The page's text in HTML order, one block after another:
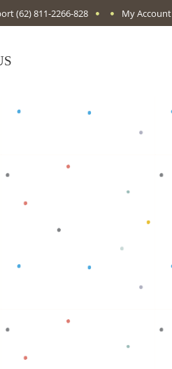
(62) 811-2266-828 My Account